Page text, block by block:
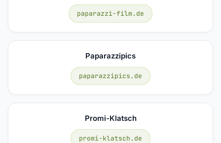
paparazzi-film.de
Paparazzipics
paparazzipics.de
Promi-Klatsch
promi-klatsch.de